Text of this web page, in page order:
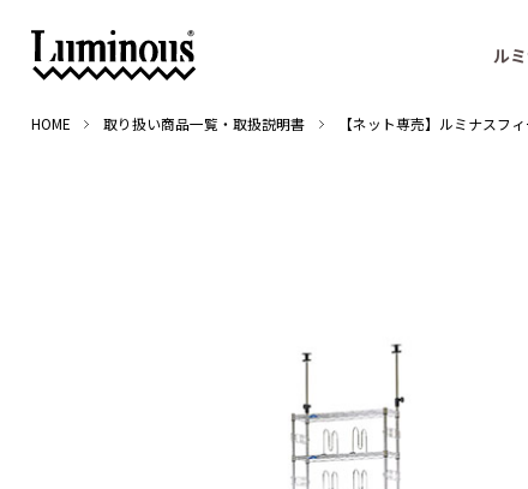
ル
HOME 取り扱い商品一覧・取扱説明書 【ネット専売】ルミナスフ